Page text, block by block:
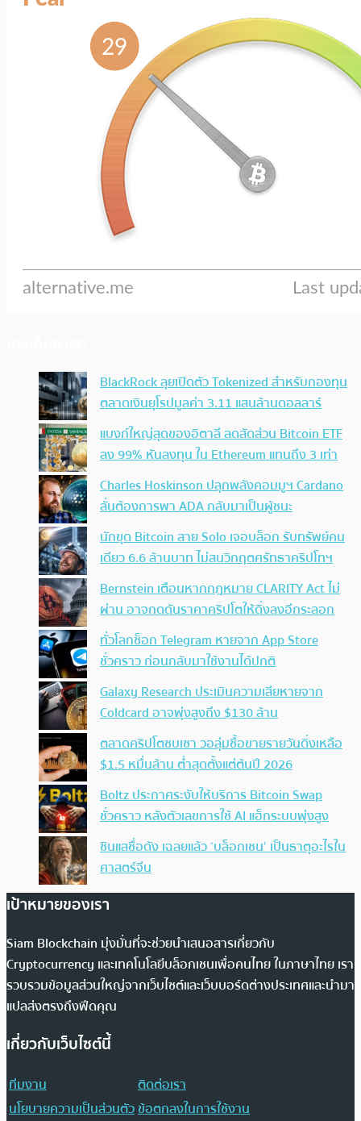
BlackRock ลุยเปิดตัว Tokenized สำหรับกองทุน
ตลาดเงินยุโรปมูลค่า 3.11 แสนล้านดอลลาร์
แบงก์ใหญ่สุดของอิตาลี ลดสัดส่วน Bitcoin ETF
ลง 99% หันลงทุน ใน Ethereum แทนถึง 3 เท่า
Charles Hoskinson ปลุกพลังคอมมูฯ Cardano
ลั่นต้องการพา ADA กลับมาเป็นผู้ชนะ
นักขุด Bitcoin สาย Solo เจอบล็อก รับทรัพย์คน
เดียว 6.6 ล้านบาท ไม่สนวิกฤตศรัทธาคริปโทฯ
Bernstein เตือนหากกฎหมาย CLARITY Act ไม่
ผ่าน อาจกดดันราคาคริปโตให้ดิ่งลงอีกระลอก
ทั่วโลกช็อก Telegram หายจาก App Store
ชั่วคราว ก่อนกลับมาใช้งานได้ปกติ
Galaxy Research ประเมินความเสียหายจาก
Coldcard อาจพุ่งสูงถึง $130 ล้าน
ตลาดคริปโตซบเซา วอลุ่มซื้อขายรายวันดิ่งเหลือ
$1.5 หมื่นล้าน ต่ำสุดตั้งแต่ต้นปี 2026
Boltz ประกาศระงับให้บริการ Bitcoin Swap
ชั่วคราว หลังตัวเลขการใช้ AI แฮ็กระบบพุ่งสูง
ซินแสชื่อดัง เฉลยแล้ว ‘บล็อกเชน’ เป็นธาตุอะไรใน
ศาสตร์จีน
เป้าหมายของเรา
Siam Blockchain มุ่งมั่นที่จะช่วยนำเสนอสารเกี่ยวกับ
Cryptocurrency และเทคโนโลยีบล็อกเชนเพื่อคนไทย ในภาษาไทย เรา
รวบรวมข้อมูลส่วนใหญ่จากเว็บไซต์และเว็บบอร์ดต่างประเทศและนำมา
แปลส่งตรงถึงฟีดคุณ
เกี่ยวกับเว็บไซต์นี้
ทีมงาน
ติดต่อเรา
นโยบายความเป็นส่วนตัวข้อตกลงในการใช้งาน